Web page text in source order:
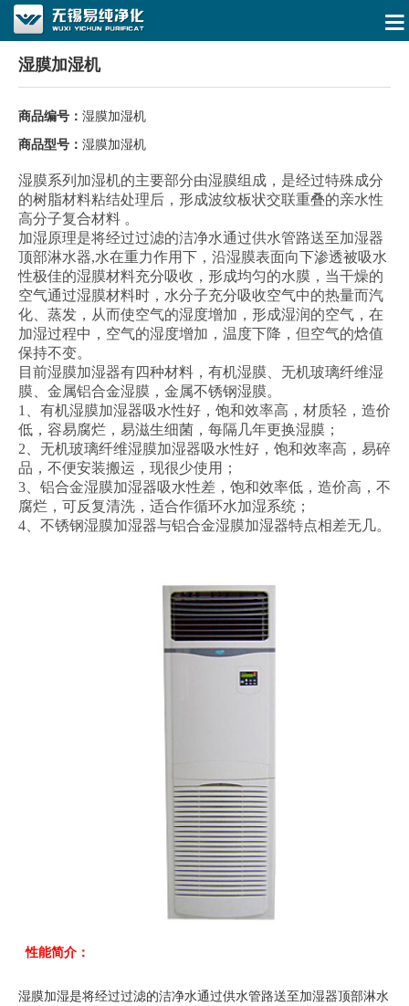
湿膜加湿机
商品编号： 湿膜加湿机
商品型号： 湿膜加湿机
湿膜系列加湿机的主要部分由湿膜组成，是经过特殊成分
的树脂材料粘结处理后，形成波纹板状交联重叠的亲水性
高分子复合材料 。
加湿原理是将经过过滤的洁净水通过供水管路送至加湿器
顶部淋水器,水在重力作用下，沿湿膜表面向下渗透被吸水
性极佳的湿膜材料充分吸收，形成均匀的水膜，当干燥的
空气通过湿膜材料时，水分子充分吸收空气中的热量而汽
化、蒸发，从而使空气的湿度增加，形成湿润的空气，在
加湿过程中，空气的湿度增加，温度下降，但空气的焓值
保持不变。
目前湿膜加湿器有四种材料，有机湿膜、无机玻璃纤维湿
膜、金属铝合金湿膜，金属不锈钢湿膜。
1、有机湿膜加湿器吸水性好，饱和效率高，材质轻，造价
低，容易腐烂，易滋生细菌，每隔几年更换湿膜；
2、无机玻璃纤维湿膜加湿器吸水性好，饱和效率高，易碎
品，不便安装搬运，现很少使用；
3、铝合金湿膜加湿器吸水性差，饱和效率低，造价高，不
腐烂，可反复清洗，适合作循环水加湿系统；
4、不锈钢湿膜加湿器与铝合金湿膜加湿器特点相差无几。
性能简介：
湿膜加湿是将经过过滤的洁净水通过供水管路送至加湿器顶部淋水